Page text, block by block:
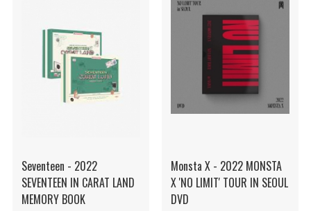
Seventeen - 2022
SEVENTEEN IN CARAT LAND
MEMORY BOOK
Monsta X - 2022 MONSTA
X 'NO LIMIT' TOUR IN SEOUL
DVD